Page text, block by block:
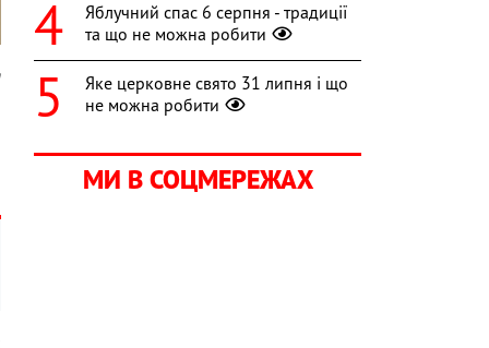
Яблучний спас 6 серпня - традиції
та що не можна робити
Яке церковне свято 31 липня і що
не можна робити
МИ В СОЦМЕРЕЖАХ